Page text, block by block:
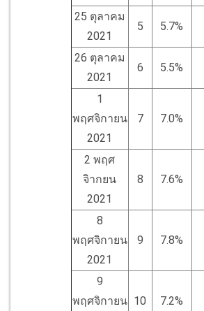
25 ตุลาคม
2021
5 5.7%
26 ตุลาคม
2021
6 5.5%
1
พฤศจิกายน
2021
7 7.0%
2 พฤศ
จิากยน
2021
8 7.6%
8
พฤศจิกายน
2021
9 7.8%
9
พฤศจิกายน 10 7.2%